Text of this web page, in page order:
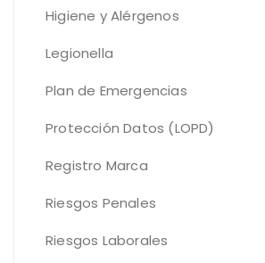
Higiene y Alérgenos
Legionella
Plan de Emergencias
Protección Datos (LOPD)
Registro Marca
Riesgos Penales
Riesgos Laborales